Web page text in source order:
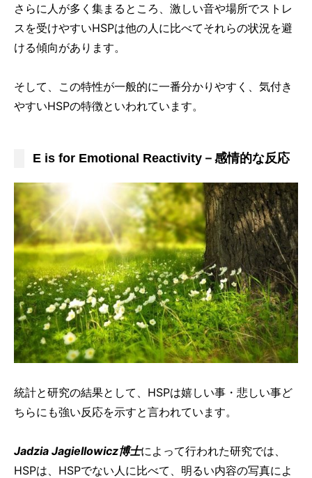
さらに人が多く集まるところ、激しい音や場所でストレ
スを受けやすいHSPは他の人に比べてそれらの状況を避
ける傾向があります。
そして、この特性が一般的に一番分かりやすく、気付き
やすいHSPの特徴といわれています。
E is for Emotional Reactivity－感情的な反応
統計と研究の結果として、HSPは嬉しい事・悲しい事ど
ちらにも強い反応を示すと言われています。
Jadzia Jagiellowicz博士によって行われた研究では、
HSPは、HSPでない人に比べて、明るい内容の写真によ